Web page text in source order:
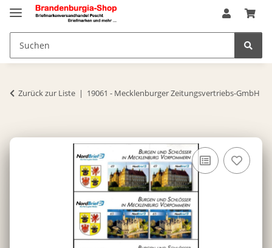
Zurück zur Liste 19061 - Mecklenburger Zeitungsvertriebs-GmbH